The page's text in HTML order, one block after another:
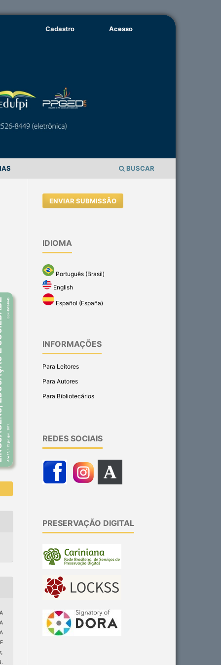
BUSCAR
Cadastro Acesso
ENVIAR SUBMISSÃO
IDIOMA
Português (Brasil)
English
Español (España)
INFORMAÇÕES
Para Leitores
Para Autores
Para Bibliotecários
REDES SOCIAIS
PRESERVAÇÃO DIGITAL